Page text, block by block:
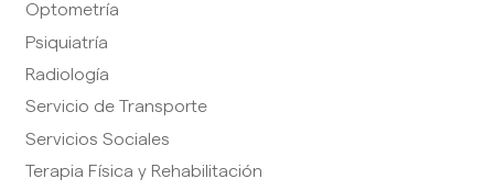
Optometría
Psiquiatría
Radiología
Servicio de Transporte
Servicios Sociales
Terapia Física y Rehabilitación